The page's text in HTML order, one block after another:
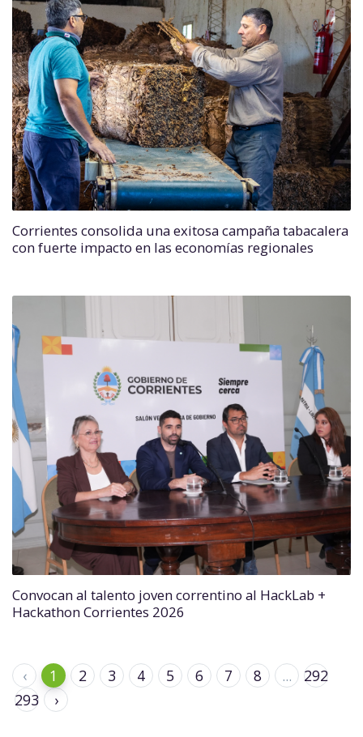
Corrientes consolida una exitosa campaña tabacalera
con fuerte impacto en las economías regionales
Convocan al talento joven correntino al HackLab +
Hackathon Corrientes 2026
‹ 1 2 3 4 5 6 7 8 ...
292
293
›